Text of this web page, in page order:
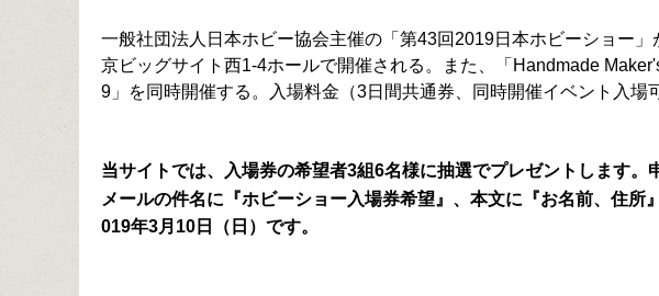
一般社団法人日本ホビー協会主催の「第43回2019日本ホビーショー
京ビッグサイト西1-4ホールで開催される。また、「Handmade
9」を同時開催する。入場料金（3日間共通券、同時開催イベント入場
当サイトでは、入場券の希望者3組6名様に抽選でプレゼントします。
メールの件名に『ホビーショー入場券希望』、本文に『お名前、住所
019年3月10日（日）です。